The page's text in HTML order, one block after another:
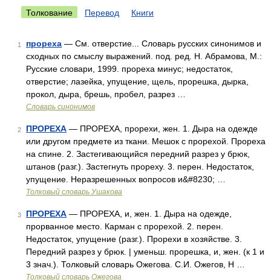
Толкование Перевод Книги
1 прореха — См. отверстие... Словарь русских синонимов и
сходных по смыслу выражений. под. ред. Н. Абрамова, М.:
Русские словари, 1999. прореха минус; недостаток,
отверстие; лазейка, упущение, щель, прорешка, дырка,
прокол, дыра, брешь, пробел, разрез …
Словарь синонимов
2 ПРОРЕХА — ПРОРЕХА, прорехи, жен. 1. Дыра на одежде
или другом предмете из ткани. Мешок с прорехой. Прореха
на спине. 2. Застегивающийся передний разрез у брюк,
штанов (разг.). Застегнуть прореху. 3. перен. Недостаток,
упущение. Неразрешенных вопросов и&#8230; …
Толковый словарь Ушакова
3 ПРОРЕХА — ПРОРЕХА, и, жен. 1. Дыра на одежде,
прорванное место. Карман с прорехой. 2. перен.
Недостаток, упущение (разг.). Прорехи в хозяйстве. 3.
Передний разрез у брюк. | уменьш. прорешка, и, жен. (к 1 и
3 знач.). Толковый словарь Ожегова. С.И. Ожегов, Н …
Толковый словарь Ожегова